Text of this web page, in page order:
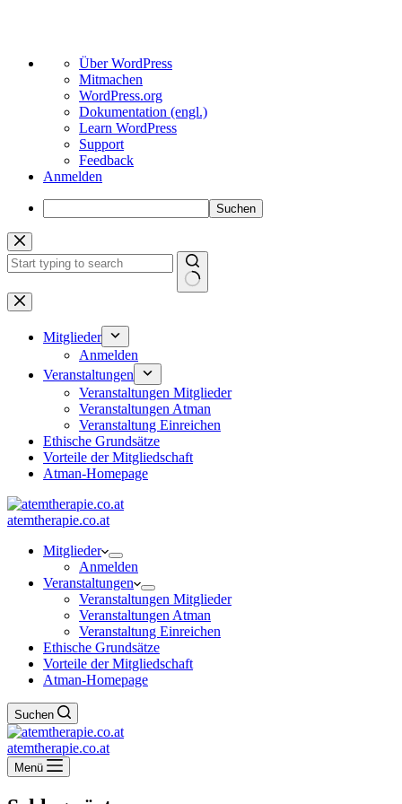
Über
WordPress
Über WordPress
Mitmachen
WordPress.org
Dokumentation (engl.)
Learn WordPress
Support
Feedback
Anmelden
Suchen
Zum
Inhalt
springen
Keine
Ergebnisse
Mitglieder
Anmelden
Veranstaltungen
Veranstaltungen Mitglieder
Veranstaltungen Atman
Veranstaltung Einreichen
Ethische Grundsätze
Vorteile der Mitgliedschaft
Atman-Homepage
atemtherapie.co.at
Mitglieder
Anmelden
Veranstaltungen
Veranstaltungen Mitglieder
Veranstaltungen Atman
Veranstaltung Einreichen
Ethische Grundsätze
Vorteile der Mitgliedschaft
Atman-Homepage
Suchen
atemtherapie.co.at
Menü